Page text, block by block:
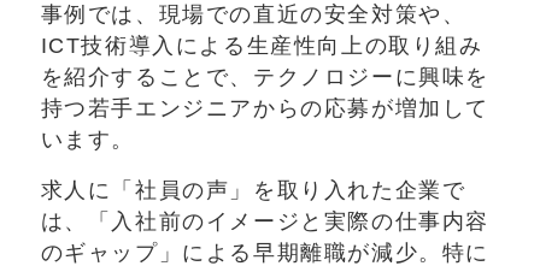
事例では、現場での直近の安全対策や、
ICT技術導入による生産性向上の取り組み
を紹介することで、テクノロジーに興味を
持つ若手エンジニアからの応募が増加して
います。
求人に「社員の声」を取り入れた企業で
は、「入社前のイメージと実際の仕事内容
のギャップ」による早期離職が減少。特に